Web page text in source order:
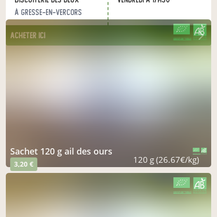
à Gresse-en-Vercors
acheter ici
sachet 120 g ail des ours
3,20 € 120 g (26.67€/kg)
CERTIFIÉ PAR FR-BIO-15
AGRICULTURE FRANCE
CERTIFIÉ PAR FR-BIO-15
AGRICULTURE FRANCE